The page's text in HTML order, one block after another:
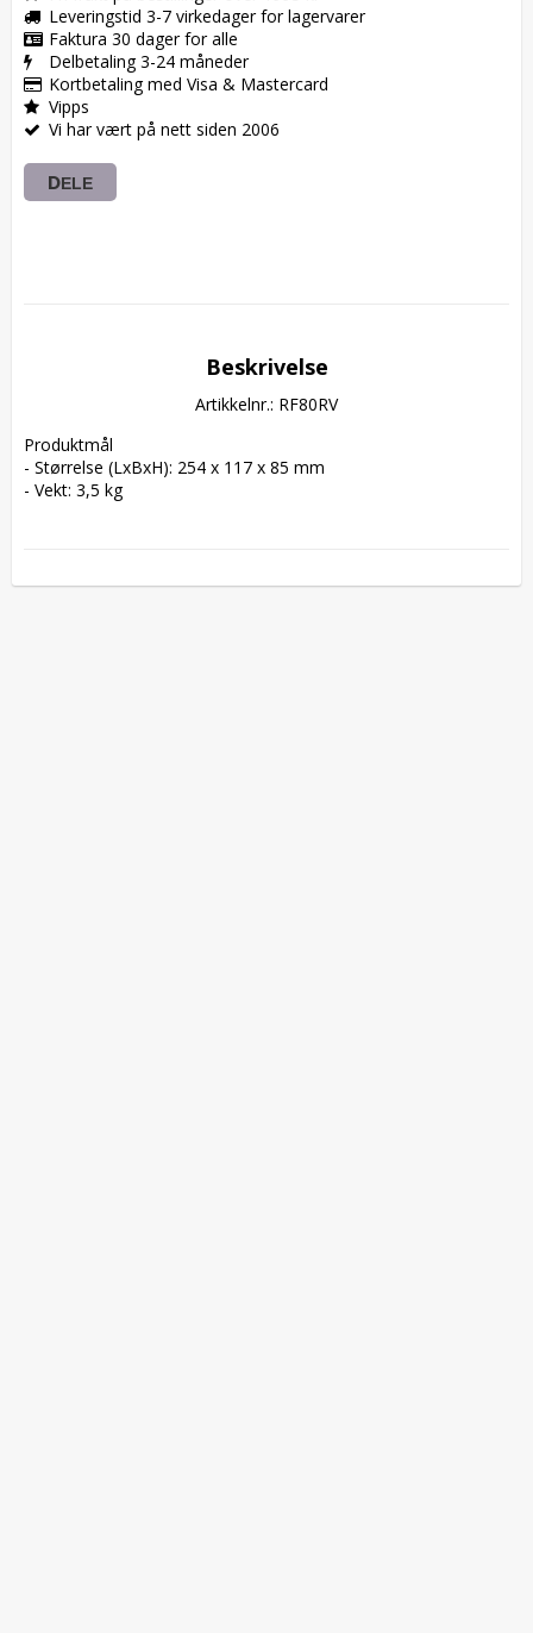
Leveringstid 3-7 virkedager for lagervarer
Faktura 30 dager for alle
Delbetaling 3-24 måneder
Kortbetaling med Visa & Mastercard
Vipps
Vi har vært på nett siden 2006
DELE
Beskrivelse
Artikkelnr.: RF80RV
Produktmål
- Størrelse (LxBxH): 254 x 117 x 85 mm
- Vekt: 3,5 kg